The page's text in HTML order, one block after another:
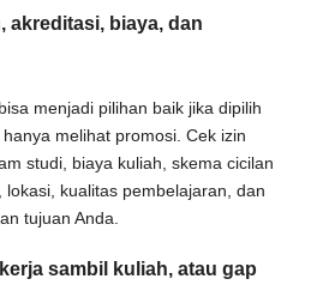
akreditasi, biaya, dan
menjadi pilihan baik jika dipilih
melihat promosi. Cek izin
studi, biaya kuliah, skema cicilan
kualitas pembelajaran, dan
tujuan Anda.
sambil kuliah, atau gap